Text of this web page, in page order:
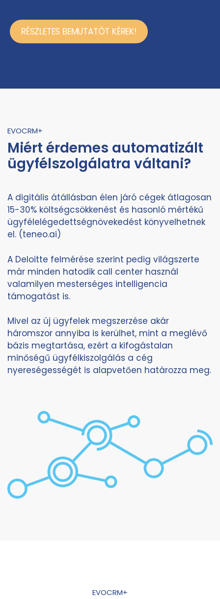
RÉSZLETES BEMUTATÓT KÉREK!
EVOCRM+
Miért érdemes automatizált
ügyfélszolgálatra váltani?
A digitális átállásban élen járó cégek átlagosan
15-30% költségcsökkenést és hasonló mértékű
ügyfélelégedettségnövekedést könyvelhetnek
el. (teneo.ai)
A Deloitte felmérése szerint pedig világszerte
már minden hatodik call center használ
valamilyen mesterséges intelligencia
támogatást is.
Mivel az új ügyfelek megszerzése akár
háromszor annyiba is kerülhet, mint a meglévő
bázis megtartása, ezért a kifogástalan
minőségű ügyfélkiszolgálás a cég
nyereségességét is alapvetően határozza meg.
EVOCRM+